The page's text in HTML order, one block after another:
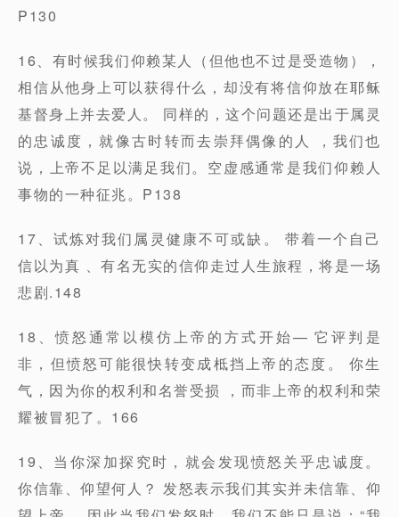
P130
16、有时候我们仰赖某人（但他也不过是受造物），
相信从他身上可以获得什么，却没有将信仰放在耶稣
基督身上并去爱人。 同样的，这个问题还是出于属灵
的忠诚度，就像古时转而去崇拜偶像的人 ，我们也
说，上帝不足以满足我们。空虚感通常是我们仰赖人
事物的一种征兆。P138
17、试炼对我们属灵健康不可或缺。 带着一个自己
信以为真 、有名无实的信仰走过人生旅程，将是一场
悲剧.148
18、愤怒通常以模仿上帝的方式开始— 它评判是
非，但愤怒可能很快转变成柢挡上帝的态度。 你生
气，因为你的权利和名誉受损 ，而非上帝的权利和荣
耀被冒犯了。166
19、当你深加探究时，就会发现愤怒关乎忠诚度。
你信靠、仰望何人？ 发怒表示我们其实并未信靠、仰